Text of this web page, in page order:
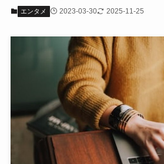
エンタメ 2023-03-30 2025-11-25